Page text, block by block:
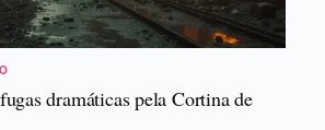
dramáticas pela Cortina de